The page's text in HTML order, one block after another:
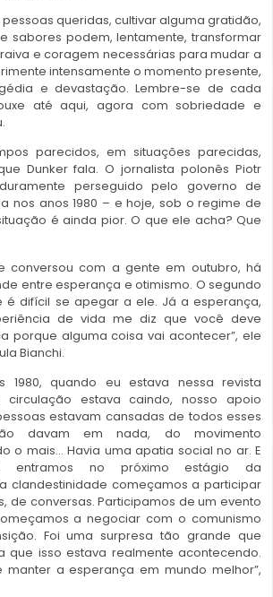
queridas, cultivar alguma gratidão,
sabores podem, lentamente, transformar
e coragem necessárias para mudar a
intensamente o momento presente,
e devastação. Lembre-se de cada
até aqui, agora com sobriedade e
parecidos, em situações parecidas,
Dunker fala. O jornalista polonês Piotr
perseguido pelo governo de
nos anos 1980 – e hoje, sob o regime de
é ainda pior. O que ele acha? Que
conversou com a gente em outubro, há
entre esperança e otimismo. O segundo
é difícil se apegar a ele. Já a esperança,
de vida me diz que você deve
porque alguma coisa vai acontecer”, ele
Bianchi.
1980, quando eu estava nessa revista
circulação estava caindo, nosso apoio
estavam cansadas de todos esses
davam em nada, do movimento
o mais… Havia uma apatia social no ar. E
entramos no próximo estágio da
clandestinidade começamos a participar
de conversas. Participamos de um evento
a negociar com o comunismo
Foi uma surpresa tão grande que
que isso estava realmente acontecendo.
a esperança em mundo melhor”,